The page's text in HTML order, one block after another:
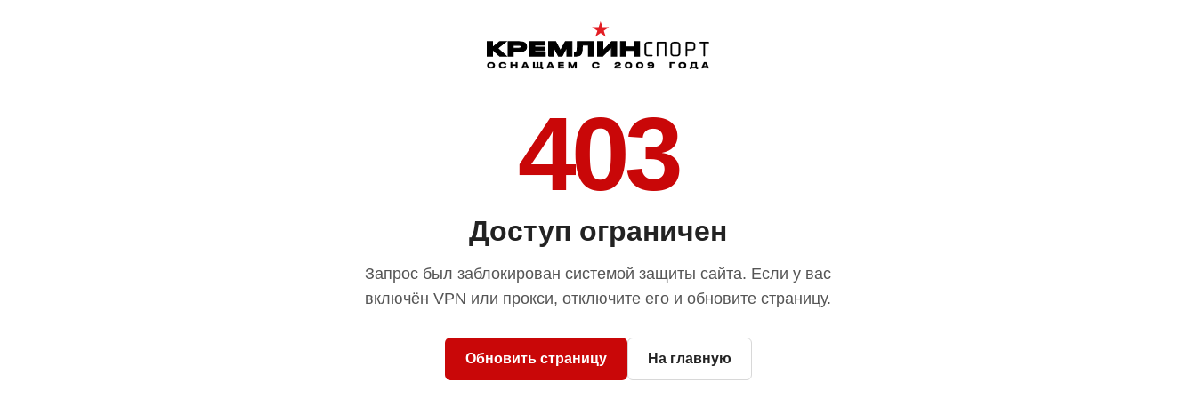
403
Доступ ограничен
Запрос был заблокирован системой защиты сайта. Если у вас
включён VPN или прокси, отключите его и обновите страницу.
Обновить страницу На главную